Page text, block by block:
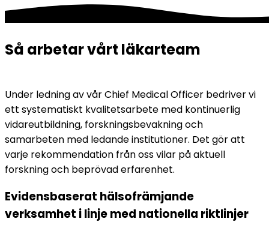
Så arbetar vårt läkarteam
Under ledning av vår Chief Medical Officer bedriver vi
ett systematiskt kvalitetsarbete med kontinuerlig
vidareutbildning, forskningsbevakning och
samarbeten med ledande institutioner. Det gör att
varje rekommendation från oss vilar på aktuell
forskning och beprövad erfarenhet.
Evidensbaserat hälsofrämjande
verksamhet i linje med nationella riktlinjer